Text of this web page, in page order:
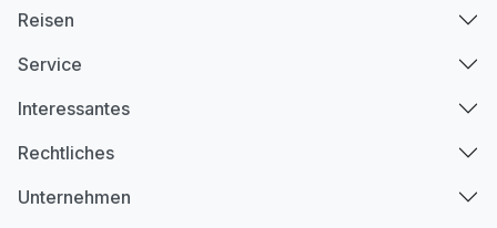
Reisen
Service
Interessantes
Rechtliches
Unternehmen